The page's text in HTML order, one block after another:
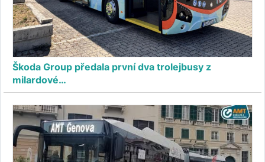
Škoda Group předala první dva trolejbusy z
milardové…